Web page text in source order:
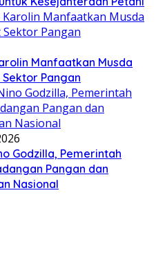
Manfaatkan Musda
Pangan
Godzilla, Pemerintah
Pangan dan
Nasional